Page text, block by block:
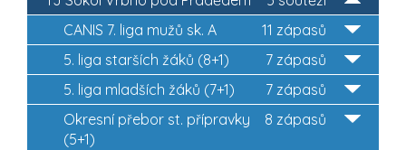
11 zápasů
CANIS 7. liga mužů sk. A
7 zápasů
5. liga starších žáků (8+1)
7 zápasů
5. liga mladších žáků (7+1)
8 zápasů
Okresní přebor st. přípravky
(5+1)